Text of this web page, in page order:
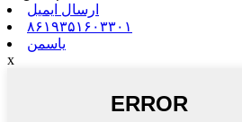
ارسال ایمیل
۸۶۱۹۳۵۱۶۰۳۳۰۱
یاسمن
x